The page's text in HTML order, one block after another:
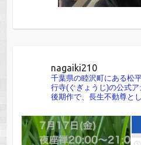
nagaiki210
千葉県の睦沢町にある松
行寺(ぐぎょうじ)の公式
後期作で、長生不動尊と